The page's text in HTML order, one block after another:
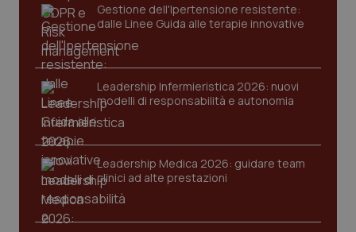
Tiroide
Tumore al seno
Tumore ovarico
Tumori del Polmone & Testa Collo
Tumori gastrointestinali
Ulcera & Reflusso
Gestione dell'Ipertensione resistente:
dalle Linee Guida alle terapie innovative
Leadership Infermieristica 2026: nuovi
modelli di responsabilità e autonomia
Leadership Medica 2026: guidare team
clinici ad alte prestazioni
Necessari
sito web abilitandone funzionalità di base quali la
navigazione sulle pagine e l'accesso alle aree
protette del sito. Il sito web non è in grado di
funzionare correttamente senza questi cookie.
VISITOR_PRIVACY_METADATA
YouTube